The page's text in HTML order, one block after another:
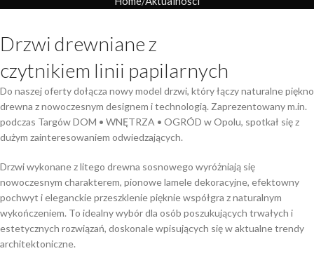
Drzwi drewniane z
czytnikiem linii papilarnych
Do naszej oferty dołącza nowy model drzwi, który łączy naturalne piękno
drewna z nowoczesnym designem i technologią. Zaprezentowany m.in.
podczas Targów DOM • WNĘTRZA • OGRÓD w Opolu, spotkał się z
dużym zainteresowaniem odwiedzających.
Drzwi wykonane z litego drewna sosnowego wyróżniają się
nowoczesnym charakterem, pionowe lamele dekoracyjne, efektowny
pochwyt i eleganckie przeszklenie pięknie współgra z naturalnym
wykończeniem. To idealny wybór dla osób poszukujących trwałych i
estetycznych rozwiązań, doskonale wpisujących się w aktualne trendy
architektoniczne.